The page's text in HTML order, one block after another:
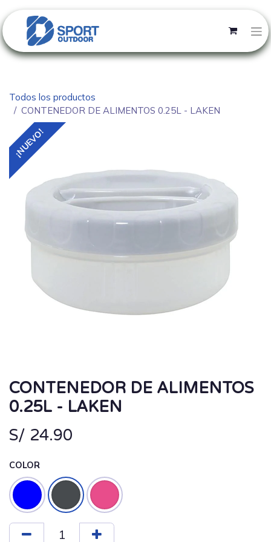
Todos los productos
CONTENEDOR DE ALIMENTOS 0.25L - LAKEN
¡NUEVO!
CONTENEDOR DE ALIMENTOS
0.25L - LAKEN
S/ 24.90
COLOR